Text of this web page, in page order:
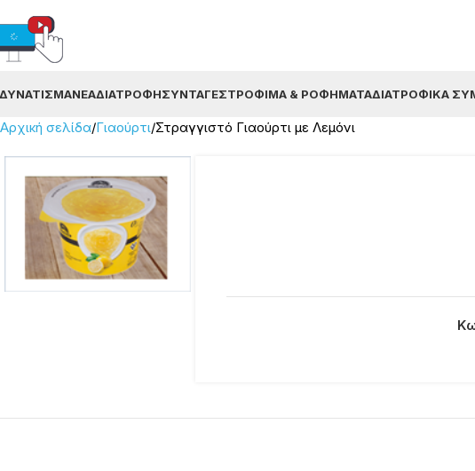
ΝΈΑΔΙΑΤΡΟΦΉΣΥΝΤΑΓΈΣΤΡΌΦΙΜΑ & ΡΟΦΉΜΑΤΑΔΙΑΤΡΟΦΙΚΆ
Αρχική σελίδα Γιαούρτι Στραγγιστό Γιαούρτι με Λεμόνι